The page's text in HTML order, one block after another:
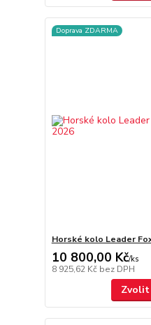
Doprava ZDARMA
Horské kolo Leader
10 800,00 Kč/ks
8 925,62 Kč bez DPH